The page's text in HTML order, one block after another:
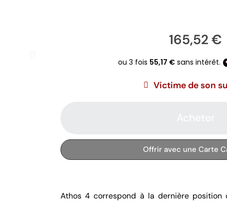
165,52 €
Victime de son
Offrir avec une Carte
Athos 4 correspond à la dernière